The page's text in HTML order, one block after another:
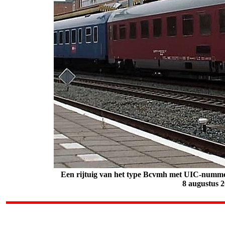
Een rijtuig van het type Bcvmh met UIC-
8 augustus